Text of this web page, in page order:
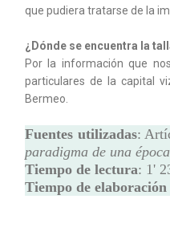
que pudiera tratarse de la
¿Dónde se encuentra la
Por la información que
particulares de la capital
Bermeo.
Fuentes utilizadas:
paradigma de una época
Tiempo de lectura: 1'
Tiempo de